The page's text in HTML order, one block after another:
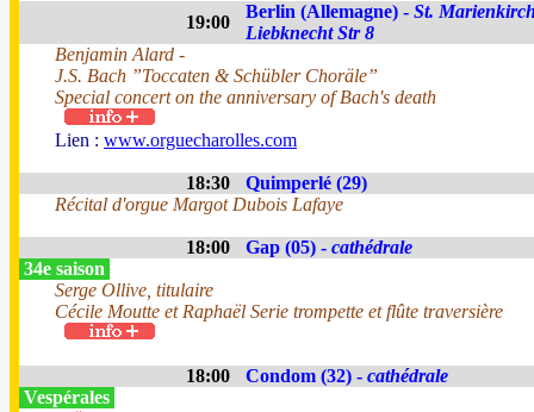
19:00
Berlin (Allemagne) - St.
Liebknecht Str 8
Benjamin Alard -
J.S. Bach ”Toccaten & Schübler Choräle”
Special concert on the anniversary of Bach's death
Lien : www.orguecharolles.com
18:30
Quimperlé (29)
Récital d'orgue Margot Dubois Lafaye
18:00 Gap (05) - cathédrale
34e saison
Serge Ollive, titulaire
Cécile Moutte et Raphaël Serie trompette et flûte traversière
18:00 Condom (32) - cathédrale
Vespérales